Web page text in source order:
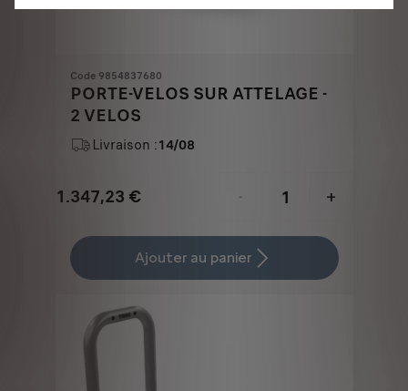
Code 9854837680
PORTE-VELOS SUR ATTELAGE -
2 VELOS
Livraison :14/08
1.347,23 €
Price
1.347,23
-
+
Quantity
updated
Ajouter au panier